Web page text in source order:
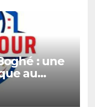
: une
au
et du